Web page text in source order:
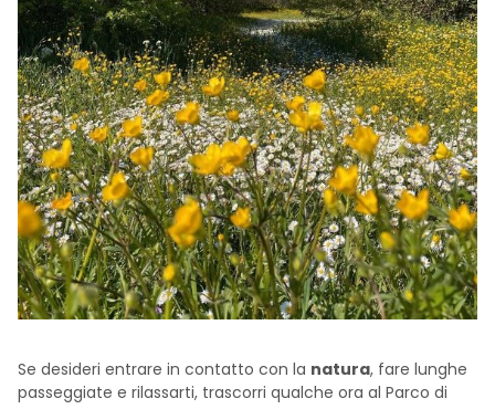
Se desideri entrare in contatto con la natura, fare lunghe
passeggiate e rilassarti, trascorri qualche ora al Parco di